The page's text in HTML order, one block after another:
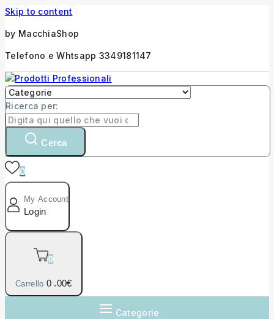
Skip to content
by MacchiaShop
Telefono e Whtsapp 3349181147
Ricerca per:
Cerca
0
My Account
Login
0
Carrello 0 .00€
Categorie